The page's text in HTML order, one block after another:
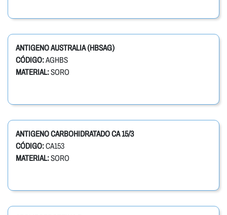
ANTIGENO AUSTRALIA (HBSAG)
CÓDIGO:AGHBS
MATERIAL:SORO
ANTIGENO CARBOHIDRATADO CA 15/3
CÓDIGO:CA153
MATERIAL:SORO